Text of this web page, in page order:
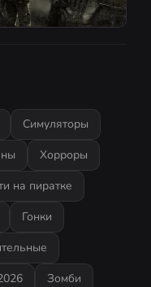
Симуляторы
Хорроры
на пиратке
Гонки
Зомби